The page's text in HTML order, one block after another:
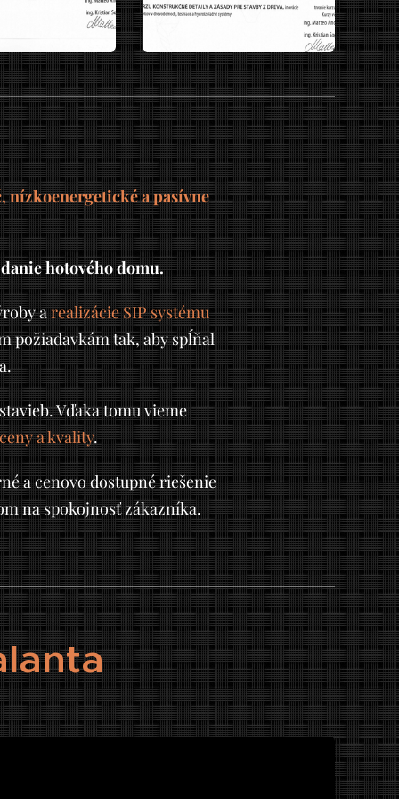
nízkoenergetické a pasívne
hotového domu.
arealizácie SIP systému
požiadavkám tak, aby spĺňal
Vďaka tomu vieme
a kvality.
a cenovo dostupné riešenie
na spokojnosť zákazníka.